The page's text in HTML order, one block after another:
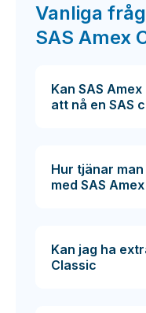
Vanliga
SAS Amex
Kan SAS
att nå en SAS
Hur tjänar
med SAS
Kan jag ha
Classic